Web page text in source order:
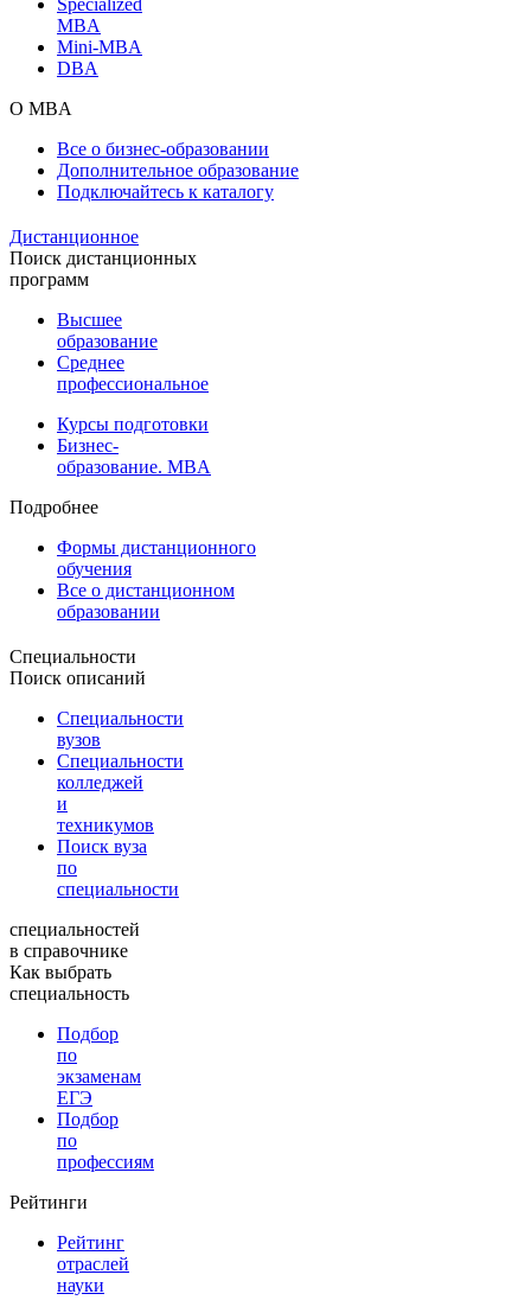
MBA
Mini-MBA
DBA
О MBA
Все о бизнес-образовании
Дополнительное образование
Подключайтесь к каталогу
Дистанционное
Поиск дистанционных
программ
Высшее
образование
Среднее
профессиональное
Курсы подготовки
Бизнес-
образование. MBA
Подробнее
Формы дистанционного
обучения
Все о дистанционном
образовании
Специальности
Поиск описаний
Специальности
вузов
Специальности
колледжей
и
техникумов
Поиск вуза
по
специальности
специальностей
в справочнике
Как выбрать
специальность
Подбор
по
экзаменам
ЕГЭ
Подбор
по
профессиям
Рейтинги
Рейтинг
отраслей
науки